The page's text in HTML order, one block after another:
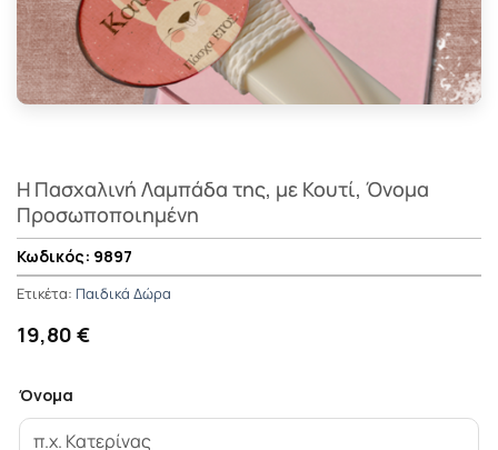
H Πασχαλινή Λαμπάδα της, με Κουτί, Όνομα
Προσωποποιημένη
9897
Ετικέτα: Παιδικά Δώρα
19,80 €
Όνομα